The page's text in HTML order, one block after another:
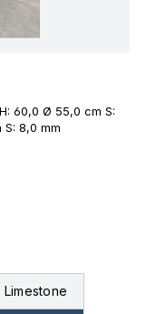
60,0 Ø 55,0 cm S:
8,0 mm